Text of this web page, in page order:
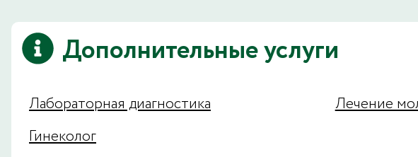
Дополнительные услуги
Лабораторная диагностика
Гинеколог
Лечение